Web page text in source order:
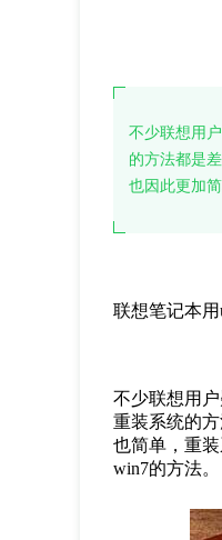
不少联想用
的方法都是
也因此更加
联想笔记本
不少联想用
重装系统的
也简单，重
win7的方法。